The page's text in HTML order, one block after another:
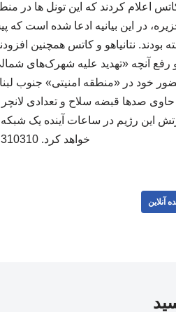
کاتس اعلام کردند که این تونل ها
در این بیانیه ادعا شده است که
بودند. نتانیاهو و کاتس همچنین
آنچه «تهدید علیه شهرک‌های شمالی»
خود در «منطقه امنیتی» جنوب
صدها قبضه سلاح و تعدادی
این رژیم در ساعات آینده یک شبکه
خواهد کرد. 310310
آنلاین